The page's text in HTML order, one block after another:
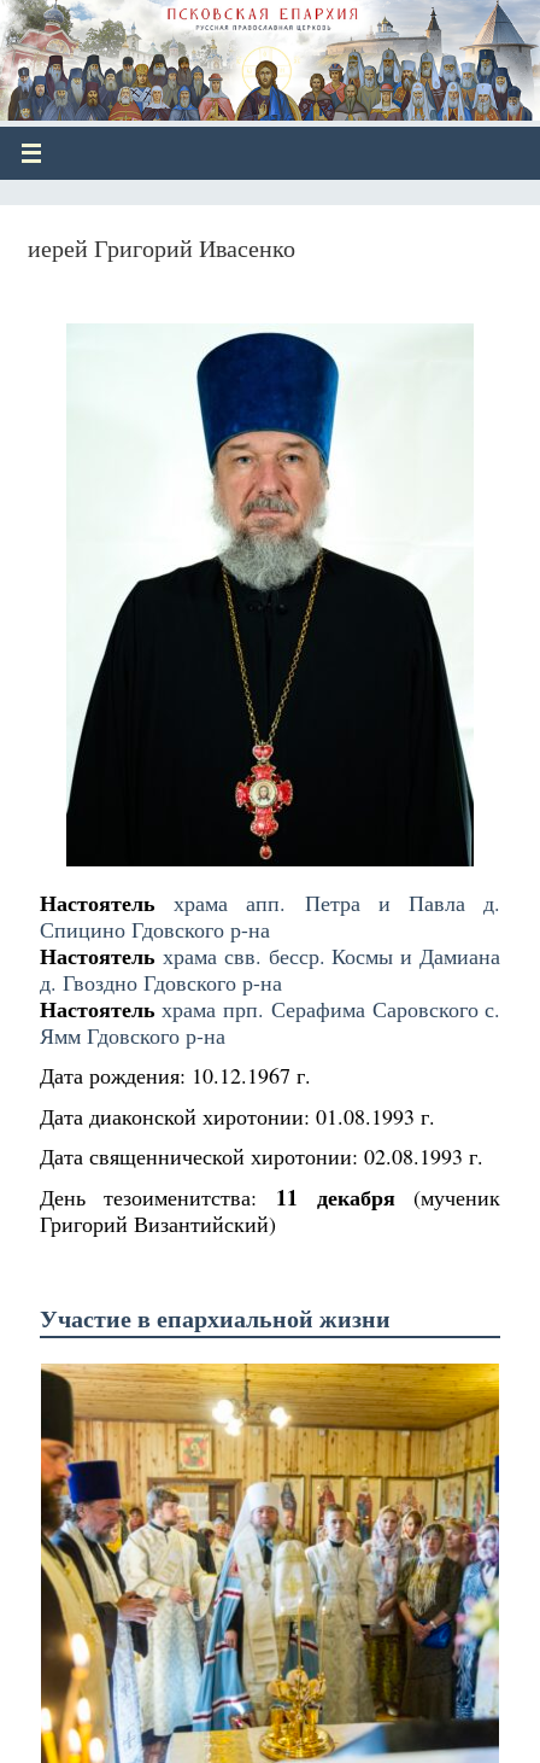
иерей Григорий Ивасенко
Настоятель храма апп. Петра и Павла д.
Спицино Гдовского р-на
Настоятель храма свв. бесср. Космы и Дамиана
д. Гвоздно Гдовского р-на
Настоятель храма прп. Серафима Саровского с.
Ямм Гдовского р-на
Дата рождения: 10.12.1967 г.
Дата диаконской хиротонии: 01.08.1993 г.
Дата священнической хиротонии: 02.08.1993 г.
День тезоименитства: 11 декабря(мученик
Григорий Византийский)
Участие в епархиальной жизни